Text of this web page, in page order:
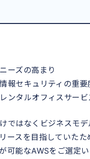
ーズの高まり
報セキュリティの重要
ンタルオフィスサー
ではなくビジネスモ
ースを目指していた
能なAWSをご選定い